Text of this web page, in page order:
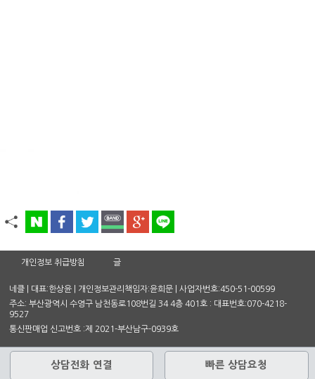
개인정보 취급방침 글
네클 | 대표:한상윤 | 개인정보관리책임자:윤희문 | 사업자번호:450-51-00599
주소: 부산광역시 수영구 남천동로108번길 34 4층 401호 : 대표번호:070-4218-
9527
통신판매업 신고번호 :제 2021-부산남구-0939호
상담전화 연결 빠른 상담요청